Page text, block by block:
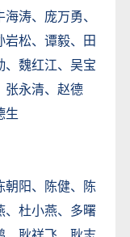
涛、庞万勇、
岩松、谭毅、田
、魏红江、吴宝
张永清、赵德
生
朝阳、陈健、陈
、杜小燕、多曙